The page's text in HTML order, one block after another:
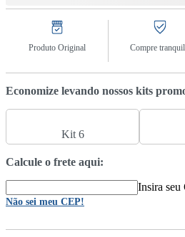
Produto Original Compre
Economize levando nossos kits
Kit 6
Calcule o frete aqui:
Insira seu
Não sei meu CEP!